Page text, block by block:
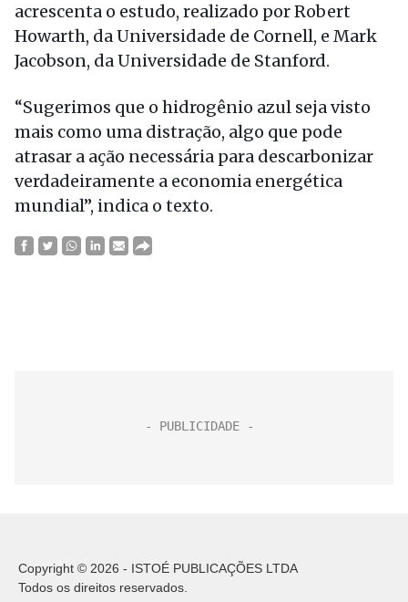
acrescenta o estudo, realizado por Robert
Howarth, da Universidade de Cornell, e Mark
Jacobson, da Universidade de Stanford.
“Sugerimos que o hidrogênio azul seja visto
mais como uma distração, algo que pode
atrasar a ação necessária para descarbonizar
verdadeiramente a economia energética
mundial”, indica o texto.
Copyright © 2026 - ISTOÉ PUBLICAÇÕES LTDA
Todos os direitos reservados.